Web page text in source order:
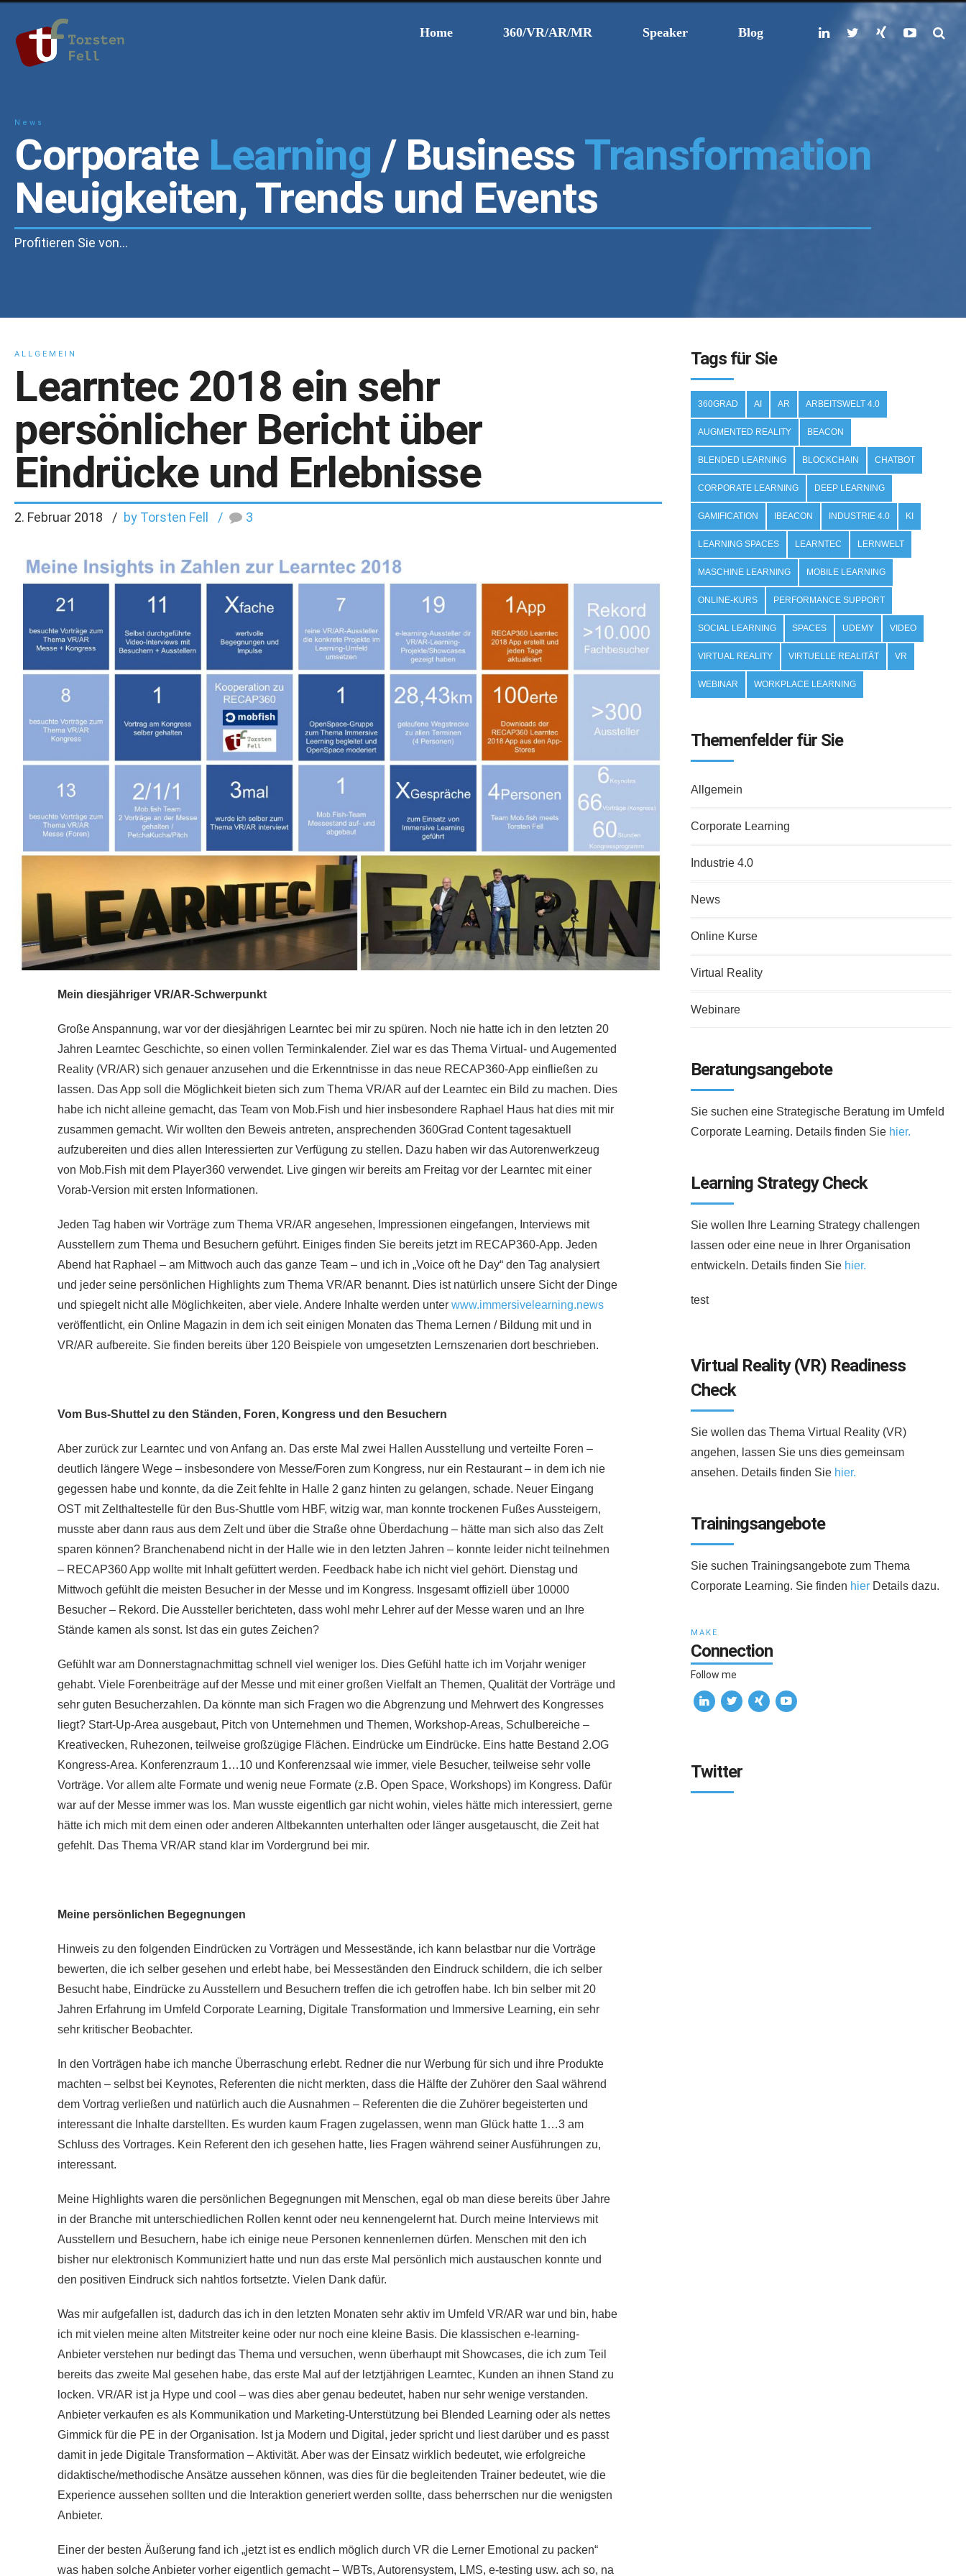
Home 360/VR/AR/MR Speaker Blog
News
Corporate Learning / Business Transformation
Neuigkeiten, Trends und Events
Profitieren Sie von…
ALLGEMEIN
Learntec 2018 ein sehr
persönlicher Bericht über
Eindrücke und Erlebnisse
2. Februar 2018 by Torsten Fell 3
Mein diesjähriger VR/AR-Schwerpunkt
Große Anspannung, war vor der diesjährigen Learntec bei mir zu spüren. Noch nie hatte ich in den letzten 20
Jahren Learntec Geschichte, so einen vollen Terminkalender. Ziel war es das Thema Virtual- und Augemented
Reality (VR/AR) sich genauer anzusehen und die Erkenntnisse in das neue RECAP360-App einfließen zu
lassen. Das App soll die Möglichkeit bieten sich zum Thema VR/AR auf der Learntec ein Bild zu machen. Dies
habe ich nicht alleine gemacht, das Team von Mob.Fish und hier insbesondere Raphael Haus hat dies mit mir
zusammen gemacht. Wir wollten den Beweis antreten, ansprechenden 360Grad Content tagesaktuell
aufzubereiten und dies allen Interessierten zur Verfügung zu stellen. Dazu haben wir das Autorenwerkzeug
von Mob.Fish mit dem Player360 verwendet. Live gingen wir bereits am Freitag vor der Learntec mit einer
Vorab-Version mit ersten Informationen.
Jeden Tag haben wir Vorträge zum Thema VR/AR angesehen, Impressionen eingefangen, Interviews mit
Ausstellern zum Thema und Besuchern geführt. Einiges finden Sie bereits jetzt im RECAP360-App. Jeden
Abend hat Raphael – am Mittwoch auch das ganze Team – und ich in „Voice oft he Day“ den Tag analysiert
und jeder seine persönlichen Highlights zum Thema VR/AR benannt. Dies ist natürlich unsere Sicht der Dinge
und spiegelt nicht alle Möglichkeiten, aber viele. Andere Inhalte werden unter www.immersivelearning.news
veröffentlicht, ein Online Magazin in dem ich seit einigen Monaten das Thema Lernen / Bildung mit und in
VR/AR aufbereite. Sie finden bereits über 120 Beispiele von umgesetzten Lernszenarien dort beschrieben.
Vom Bus-Shuttel zu den Ständen, Foren, Kongress und den Besuchern
Aber zurück zur Learntec und von Anfang an. Das erste Mal zwei Hallen Ausstellung und verteilte Foren –
deutlich längere Wege – insbesondere von Messe/Foren zum Kongress, nur ein Restaurant – in dem ich nie
gegessen habe und konnte, da die Zeit fehlte in Halle 2 ganz hinten zu gelangen, schade. Neuer Eingang
OST mit Zelthaltestelle für den Bus-Shuttle vom HBF, witzig war, man konnte trockenen Fußes Aussteigern,
musste aber dann raus aus dem Zelt und über die Straße ohne Überdachung – hätte man sich also das Zelt
sparen können? Branchenabend nicht in der Halle wie in den letzten Jahren – konnte leider nicht teilnehmen
– RECAP360 App wollte mit Inhalt gefüttert werden. Feedback habe ich nicht viel gehört. Dienstag und
Mittwoch gefühlt die meisten Besucher in der Messe und im Kongress. Insgesamt offiziell über 10000
Besucher – Rekord. Die Aussteller berichteten, dass wohl mehr Lehrer auf der Messe waren und an Ihre
Stände kamen als sonst. Ist das ein gutes Zeichen?
Gefühlt war am Donnerstagnachmittag schnell viel weniger los. Dies Gefühl hatte ich im Vorjahr weniger
gehabt. Viele Forenbeiträge auf der Messe und mit einer großen Vielfalt an Themen, Qualität der Vorträge und
sehr guten Besucherzahlen. Da könnte man sich Fragen wo die Abgrenzung und Mehrwert des Kongresses
liegt? Start-Up-Area ausgebaut, Pitch von Unternehmen und Themen, Workshop-Areas, Schulbereiche –
Kreativecken, Ruhezonen, teilweise großzügige Flächen. Eindrücke um Eindrücke. Eins hatte Bestand 2.OG
Kongress-Area. Konferenzraum 1…10 und Konferenzsaal wie immer, viele Besucher, teilweise sehr volle
Vorträge. Vor allem alte Formate und wenig neue Formate (z.B. Open Space, Workshops) im Kongress. Dafür
war auf der Messe immer was los. Man wusste eigentlich gar nicht wohin, vieles hätte mich interessiert, gerne
hätte ich mich mit dem einen oder anderen Altbekannten unterhalten oder länger ausgetauscht, die Zeit hat
gefehlt. Das Thema VR/AR stand klar im Vordergrund bei mir.
Meine persönlichen Begegnungen
Hinweis zu den folgenden Eindrücken zu Vorträgen und Messestände, ich kann belastbar nur die Vorträge
bewerten, die ich selber gesehen und erlebt habe, bei Messeständen den Eindruck schildern, die ich selber
Besucht habe, Eindrücke zu Ausstellern und Besuchern treffen die ich getroffen habe. Ich bin selber mit 20
Jahren Erfahrung im Umfeld Corporate Learning, Digitale Transformation und Immersive Learning, ein sehr
sehr kritischer Beobachter.
In den Vorträgen habe ich manche Überraschung erlebt. Redner die nur Werbung für sich und ihre Produkte
machten – selbst bei Keynotes, Referenten die nicht merkten, dass die Hälfte der Zuhörer den Saal während
dem Vortrag verließen und natürlich auch die Ausnahmen – Referenten die die Zuhörer begeisterten und
interessant die Inhalte darstellten. Es wurden kaum Fragen zugelassen, wenn man Glück hatte 1…3 am
Schluss des Vortrages. Kein Referent den ich gesehen hatte, lies Fragen während seiner Ausführungen zu,
interessant.
Meine Highlights waren die persönlichen Begegnungen mit Menschen, egal ob man diese bereits über Jahre
in der Branche mit unterschiedlichen Rollen kennt oder neu kennengelernt hat. Durch meine Interviews mit
Ausstellern und Besuchern, habe ich einige neue Personen kennenlernen dürfen. Menschen mit den ich
bisher nur elektronisch Kommuniziert hatte und nun das erste Mal persönlich mich austauschen konnte und
den positiven Eindruck sich nahtlos fortsetzte. Vielen Dank dafür.
Was mir aufgefallen ist, dadurch das ich in den letzten Monaten sehr aktiv im Umfeld VR/AR war und bin, habe
ich mit vielen meine alten Mitstreiter keine oder nur noch eine kleine Basis. Die klassischen e-learning-
Anbieter verstehen nur bedingt das Thema und versuchen, wenn überhaupt mit Showcases, die ich zum Teil
bereits das zweite Mal gesehen habe, das erste Mal auf der letztjährigen Learntec, Kunden an ihnen Stand zu
locken. VR/AR ist ja Hype und cool – was dies aber genau bedeutet, haben nur sehr wenige verstanden.
Anbieter verkaufen es als Kommunikation und Marketing-Unterstützung bei Blended Learning oder als nettes
Gimmick für die PE in der Organisation. Ist ja Modern und Digital, jeder spricht und liest darüber und es passt
damit in jede Digitale Transformation – Aktivität. Aber was der Einsatz wirklich bedeutet, wie erfolgreiche
didaktische/methodische Ansätze aussehen können, was dies für die begleitenden Trainer bedeutet, wie die
Experience aussehen sollten und die Interaktion generiert werden sollte, dass beherrschen nur die wenigsten
Anbieter.
Einer der besten Äußerung fand ich „jetzt ist es endlich möglich durch VR die Lerner Emotional zu packen“
was haben solche Anbieter vorher eigentlich gemacht – WBTs, Autorensystem, LMS, e-testing usw. ach so, na
Tags für Sie
360GRAD AI AR ARBEITSWELT 4.0
AUGMENTED REALITY BEACON
BLENDED LEARNING BLOCKCHAIN CHATBOT
CORPORATE LEARNING DEEP LEARNING
GAMIFICATION IBEACON INDUSTRIE 4.0 KI
LEARNING SPACES LEARNTEC LERNWELT
MASCHINE LEARNING MOBILE LEARNING
ONLINE-KURS PERFORMANCE SUPPORT
SOCIAL LEARNING SPACES UDEMY VIDEO
VIRTUAL REALITY VIRTUELLE REALITÄT VR
WEBINAR WORKPLACE LEARNING
Themenfelder für Sie
Allgemein
Corporate Learning
Industrie 4.0
News
Online Kurse
Virtual Reality
Webinare
Beratungsangebote
Sie suchen eine Strategische Beratung im Umfeld
Corporate Learning. Details finden Sie hier.
Learning Strategy Check
Sie wollen Ihre Learning Strategy challengen
lassen oder eine neue in Ihrer Organisation
entwickeln. Details finden Sie hier.
test
Virtual Reality (VR) Readiness
Check
Sie wollen das Thema Virtual Reality (VR)
angehen, lassen Sie uns dies gemeinsam
ansehen. Details finden Sie hier.
Trainingsangebote
Sie suchen Trainingsangebote zum Thema
Corporate Learning. Sie finden hierDetails dazu.
MAKE
Connection
Follow me
Twitter